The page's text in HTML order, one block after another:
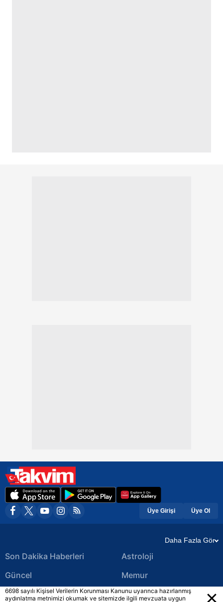
Üye Girişi Üye Ol
Daha Fazla Gör
Son Dakika Haberleri
Güncel
Ekonomi Haberleri
Astroloji
Memur
Yerel Haberler
6698 sayılı Kişisel Verilerin Korunması Kanunu uyarınca hazırlanmış
aydınlatma metnimizi okumak ve sitemizde ilgili mevzuata uygun